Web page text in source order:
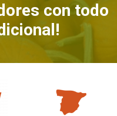
con todo